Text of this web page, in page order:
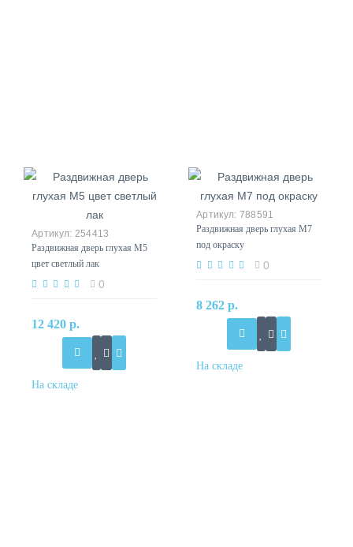
254413
Раздвижная дверь глухая М5
цвет светлый лак
0
12 420 р.
788591
Раздвижная дверь глухая М7
под окраску
0
8 262 р.